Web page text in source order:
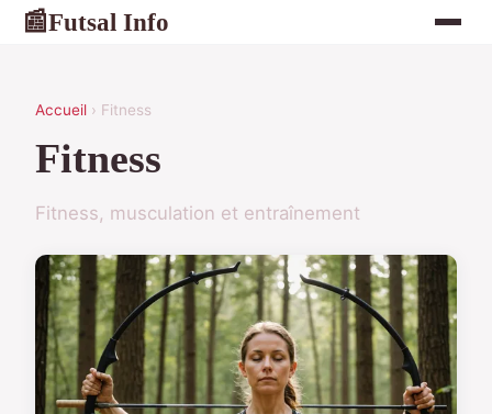
📰Futsal Info
Accueil › Fitness
Fitness
Fitness, musculation et entraînement